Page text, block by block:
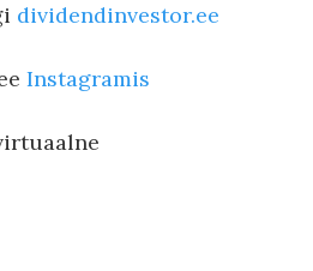
⁠⁠⁠⁠⁠⁠⁠⁠⁠⁠⁠⁠⁠⁠⁠⁠dividendinvestor.ee⁠⁠⁠⁠⁠⁠⁠⁠⁠⁠⁠⁠⁠⁠⁠⁠
⁠⁠⁠⁠⁠⁠⁠⁠⁠⁠⁠⁠⁠⁠⁠⁠Instagramis⁠⁠⁠⁠⁠⁠⁠⁠⁠⁠⁠⁠⁠⁠⁠⁠